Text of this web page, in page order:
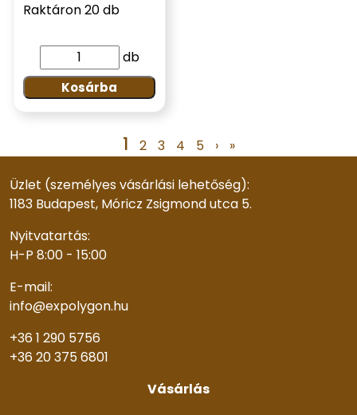
Raktáron 20 db
db
Kosárba
1 2 3 4 5 › »
Üzlet (személyes vásárlási lehetőség):
1183 Budapest, Móricz Zsigmond utca 5.
Nyitvatartás:
H-P 8:00 - 15:00
E-mail:
info@expolygon.hu
+36 1 290 5756
+36 20 375 6801
Vásárlás